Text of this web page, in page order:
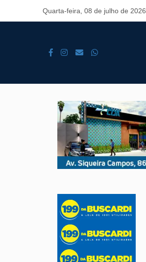
Quarta-feira, 08 de julho de 2026